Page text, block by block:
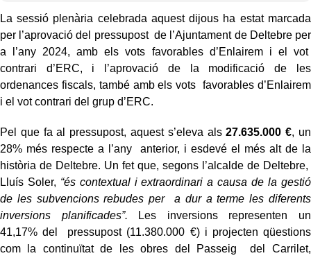
La sessió plenària celebrada aquest dijous ha estat marcada
per l’aprovació del pressupost de l’Ajuntament de Deltebre per
a l’any 2024, amb els vots favorables d’Enlairem i el vot
contrari d’ERC, i l’aprovació de la modificació de les
ordenances fiscals, també amb els vots favorables d’Enlairem
i el vot contrari del grup d’ERC.
Pel que fa al pressupost, aquest s’eleva als27.635.000 €, un
28% més respecte a l’any anterior, i esdevé el més alt de la
història de Deltebre. Un fet que, segons l’alcalde de Deltebre,
Lluís Soler, “és contextual i extraordinari a causa de la gestió
de les subvencions rebudes per a dur a terme les diferents
inversions planificades”.
Les inversions representen un
41,17% del pressupost (11.380.000 €) i projecten qüestions
com la continuïtat de les obres del Passeig del Carrilet,